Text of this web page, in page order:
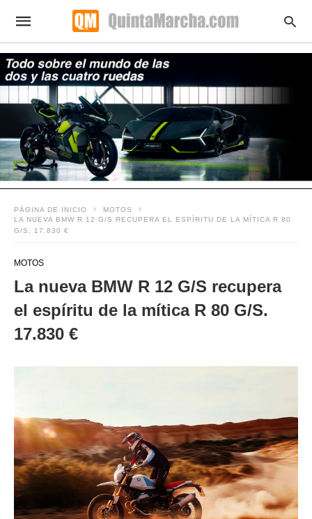
PÁGINA DE INICIO
MOTOS
LA NUEVA BMW R 12 G/S RECUPERA EL ESPÍRITU DE LA MÍTICA R 80
G/S. 17.830 €
MOTOS
La nueva BMW R 12 G/S recupera
el espíritu de la mítica R 80 G/S.
17.830 €